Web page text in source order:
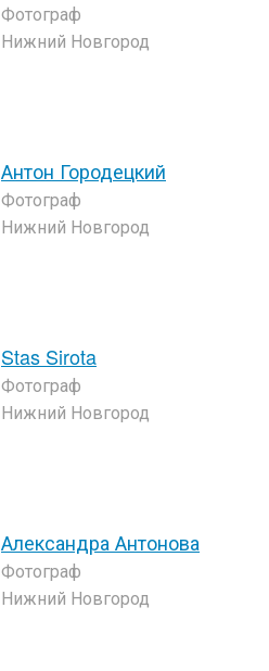
Фотограф
Нижний Новгород
Антон Городецкий
Фотограф
Нижний Новгород
Stas Sirota
Фотограф
Нижний Новгород
Александра Антонова
Фотограф
Нижний Новгород